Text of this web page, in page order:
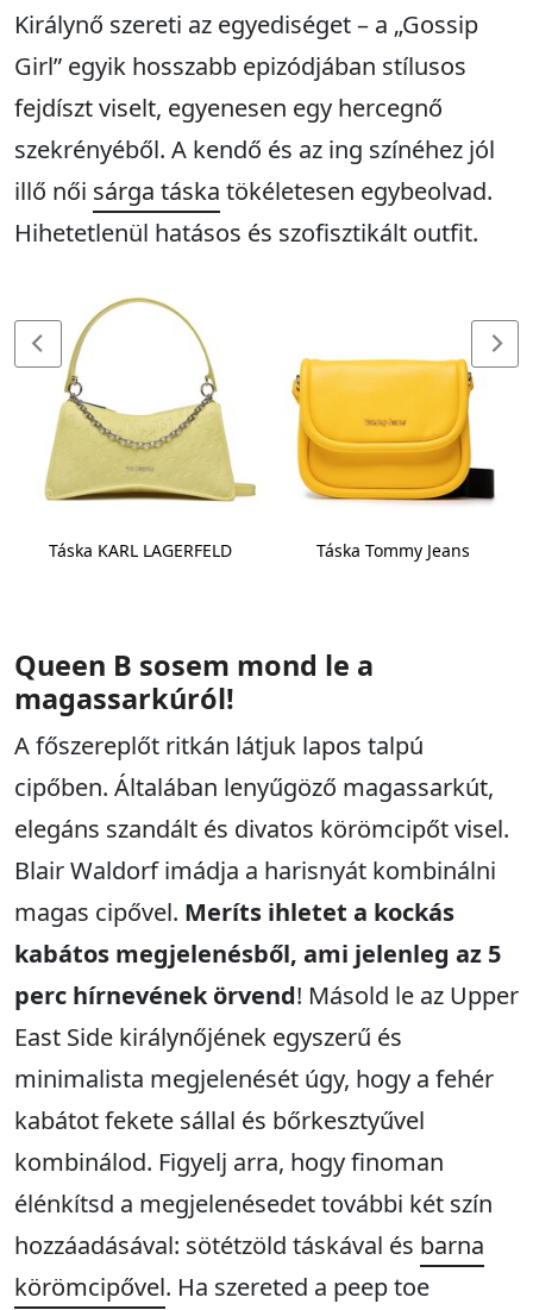
Királynő szereti az egyediséget – a „Gossip
Girl” egyik hosszabb epizódjában stílusos
fejdíszt viselt, egyenesen egy hercegnő
szekrényéből. A kendő és az ing színéhez jól
illő női sárga táska tökéletesen egybeolvad.
Hihetetlenül hatásos és szofisztikált outfit.
Táska KARL LAGERFELD Táska Tommy Jeans
Queen B sosem mond le a
magassarkúról!
A főszereplőt ritkán látjuk lapos talpú
cipőben. Általában lenyűgöző magassarkút,
elegáns szandált és divatos körömcipőt visel.
Blair Waldorf imádja a harisnyát kombinálni
magas cipővel. Meríts ihletet a kockás
kabátos megjelenésből, ami jelenleg az 5
perc hírnevének örvend! Másold le az Upper
East Side királynőjének egyszerű és
minimalista megjelenését úgy, hogy a fehér
kabátot fekete sállal és bőrkesztyűvel
kombinálod. Figyelj arra, hogy finoman
élénkítsd a megjelenésedet további két szín
hozzáadásával: sötétzöld táskával és barna
körömcipővel. Ha szereted a peep toe